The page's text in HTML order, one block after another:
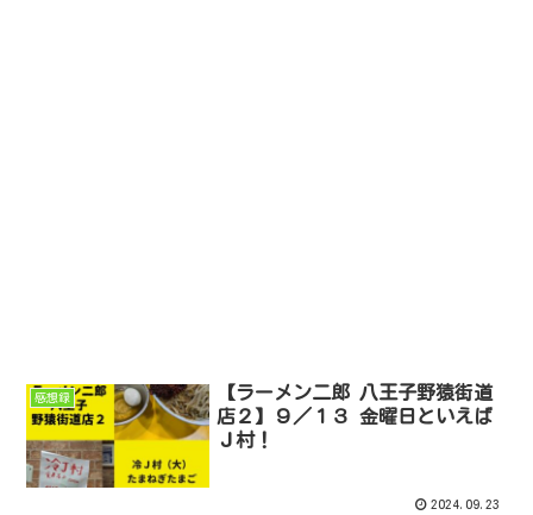
感想録
【ラーメン二郎 八王子野猿街道
店２】９／１３ 金曜日といえば
Ｊ村！
2024.09.23